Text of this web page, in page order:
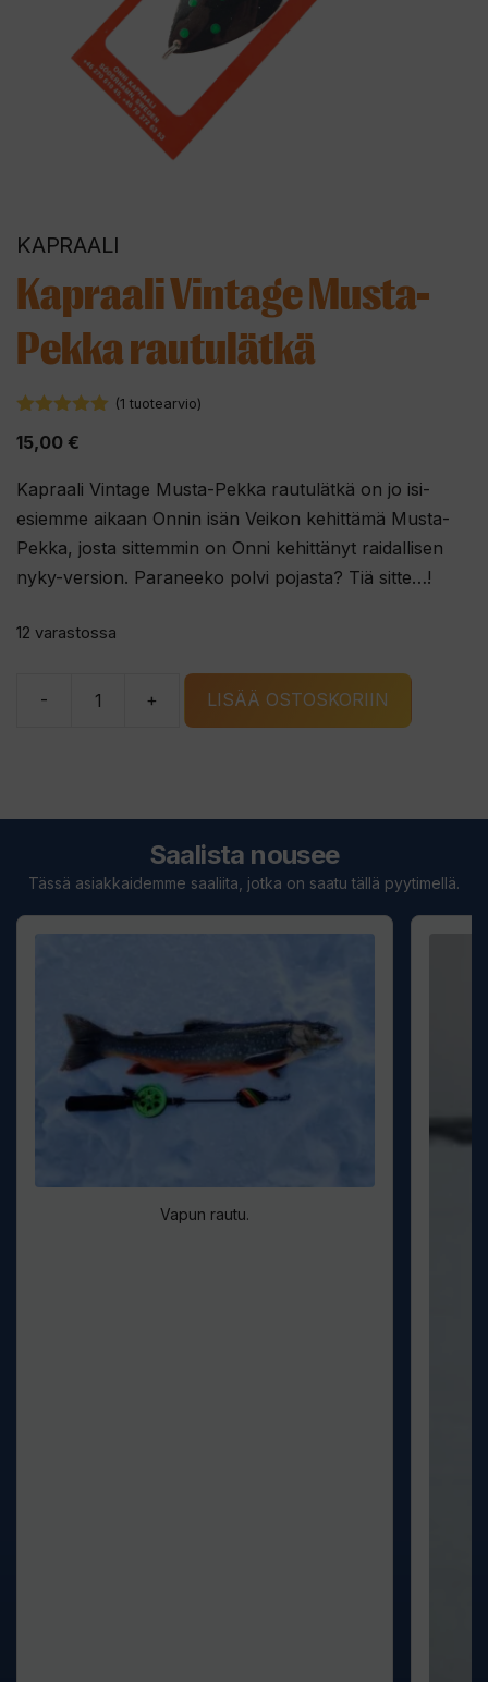
KAPRAALI
Kapraali Vintage Musta-
Pekka rautulätkä
(1 tuotearvio)
15,00 €
Kapraali Vintage Musta-Pekka rautulätkä on jo isi-
esiemme aikaan Onnin isän Veikon kehittämä Musta-
Pekka, josta sittemmin on Onni kehittänyt raidallisen
nyky-version. Paraneeko polvi pojasta? Tiä sitte…!
12 varastossa
-
Kapraali
määrä
+ LISÄÄ OSTOSKORIIN
Saalista nousee
Tässä asiakkaidemme saaliita, jotka on saatu tällä pyytimellä.
Vapun rautu.